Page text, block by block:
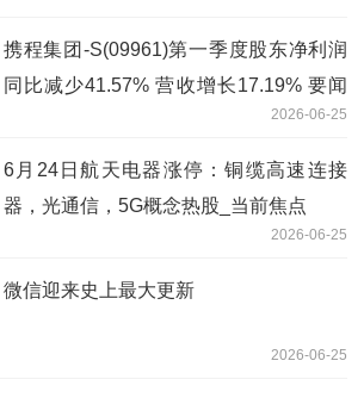
携程集团-S(09961)第一季度股东净利润
同比减少41.57% 营收增长17.19% 要闻
2026-06-25
6月24日航天电器涨停：铜缆高速连接
器，光通信，5G概念热股_当前焦点
2026-06-25
微信迎来史上最大更新
2026-06-25